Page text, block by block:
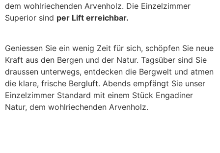
dem wohlriechenden Arvenholz. Die Einzelzimmer
Superior sind per Lift erreichbar.
Geniessen Sie ein wenig Zeit für sich, schöpfen Sie neue
Kraft aus den Bergen und der Natur. Tagsüber sind Sie
draussen unterwegs, entdecken die Bergwelt und atmen
die klare, frische Bergluft. Abends empfängt Sie unser
Einzelzimmer Standard mit einem Stück Engadiner
Natur, dem wohlriechenden Arvenholz.